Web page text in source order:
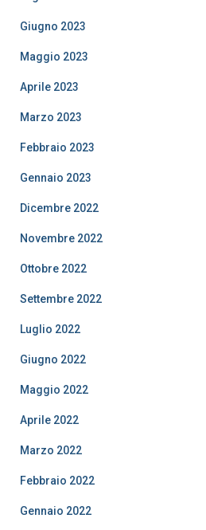
Giugno 2023
Maggio 2023
Aprile 2023
Marzo 2023
Febbraio 2023
Gennaio 2023
Dicembre 2022
Novembre 2022
Ottobre 2022
Settembre 2022
Luglio 2022
Giugno 2022
Maggio 2022
Aprile 2022
Marzo 2022
Febbraio 2022
Gennaio 2022